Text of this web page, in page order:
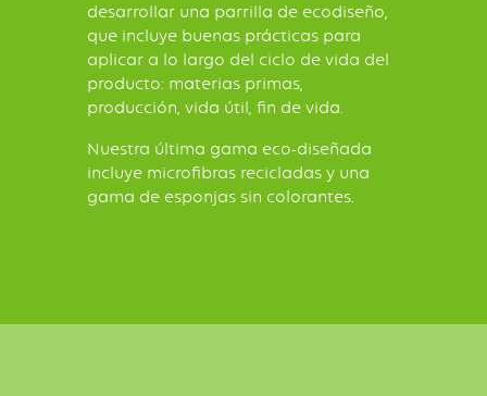
desarrollar una parrilla de ecodiseño,
que incluye buenas prácticas para
aplicar a lo largo del ciclo de vida del
producto: materias primas,
producción, vida útil, fin de vida.
Nuestra última gama eco-diseñada
incluye microfibras recicladas y una
gama de esponjas sin colorantes.